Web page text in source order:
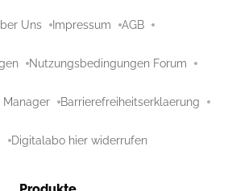
Uns Impressum AGB
Nutzungsbedingungen Forum
Manager Barrierefreiheitserklaerung
Digitalabo hier widerrufen